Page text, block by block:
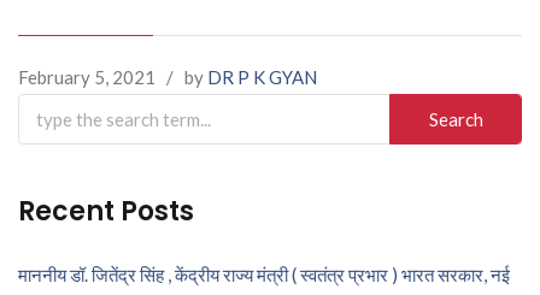
February 5, 2021 / by DR P K GYAN
Search
for:
Recent Posts
माननीय डॉ. जितेंद्र सिंह , केंद्रीय राज्य मंत्री ( स्वतंत्र प्रभार ) भारत सरकार, नई